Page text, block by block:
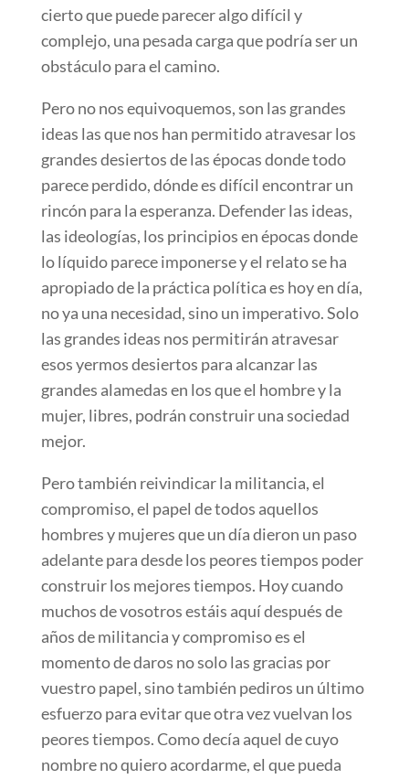
cierto que puede parecer algo difícil y
complejo, una pesada carga que podría ser un
obstáculo para el camino.
Pero no nos equivoquemos, son las grandes
ideas las que nos han permitido atravesar los
grandes desiertos de las épocas donde todo
parece perdido, dónde es difícil encontrar un
rincón para la esperanza. Defender las ideas,
las ideologías, los principios en épocas donde
lo líquido parece imponerse y el relato se ha
apropiado de la práctica política es hoy en día,
no ya una necesidad, sino un imperativo. Solo
las grandes ideas nos permitirán atravesar
esos yermos desiertos para alcanzar las
grandes alamedas en los que el hombre y la
mujer, libres, podrán construir una sociedad
mejor.
Pero también reivindicar la militancia, el
compromiso, el papel de todos aquellos
hombres y mujeres que un día dieron un paso
adelante para desde los peores tiempos poder
construir los mejores tiempos. Hoy cuando
muchos de vosotros estáis aquí después de
años de militancia y compromiso es el
momento de daros no solo las gracias por
vuestro papel, sino también pediros un último
esfuerzo para evitar que otra vez vuelvan los
peores tiempos. Como decía aquel de cuyo
nombre no quiero acordarme, el que pueda